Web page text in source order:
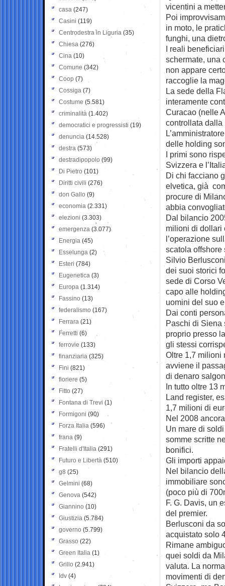
vicentini a
Poi
in moto, le
funghi, una
I reali
schermate, una
non appare
raccoglie la
La sede della
interamente
Curacao (nelle
controllata dalla
delle holding
I primi sono
Svizzera e
Di chi facciano
elvetica, già
procure di
abbia
Dal bilancio
milioni di dollari
l’operazione
scatola offshore
Silvio
dei suoi storici
sede di Corso
capo alle
uomini del suo
Dai conti
Paschi di Siena
proprio presso
gli stessi
Oltre 1,7 milioni
avviene il
di denaro
In tutto oltre 13
Land register,
1,7 milioni di
Nel 2008
Un mare di
somme scritte
bonifici.
Gli importi
Nel bilancio
immobiliare
(poco più di
F. G. Davis, un
del premier.
Berlusconi da
acquistato solo
Rimane
quei soldi da
valuta. La
movimenti di
casa (247)
Casini (119)
Centrodestra in Liguria (35)
Chiesa (276)
Cina (10)
Comune (342)
Coop (7)
Cossiga (7)
Costume (5.581)
criminalità (1.402)
democratici e progressisti (19)
denuncia (14.528)
destra (573)
destradipopolo (99)
Di Pietro (101)
Diritti civili (276)
don Gallo (9)
economia (2.331)
elezioni (3.303)
emergenza (3.077)
Energia (45)
Esselunga (2)
Esteri (784)
Eugenetica (3)
Europa (1.314)
Fassino (13)
federalismo (167)
Ferrara (21)
Ferretti (6)
ferrovie (133)
finanziaria (325)
Fini (821)
fioriere (5)
Fitto (27)
Fontana di Trevi (1)
Formigoni (90)
Forza Italia (596)
frana (9)
Fratelli d'Italia (291)
Futuro e Libertà (510)
g8 (25)
Gelmini (68)
Genova (542)
Giannino (10)
Giustizia (5.784)
governo (5.799)
Grasso (22)
Green Italia (1)
Grillo (2.941)
Idv (4)